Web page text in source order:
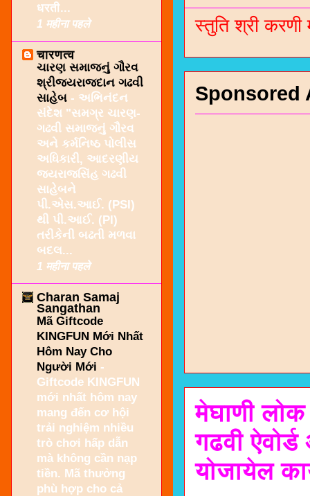
स्तुति श्री करणी
Sponsored
मेघाणी लोक
गढवी
योजायेल
धरती...
1 महीना पहले
चारणत्व
ચારણ સમાજનું ગૌરવ
શ્રીજયરાજદાન ગઢવી
સાહેબ - અભિનંદન
સંદેશ "સમગ્ર ચારણ-
ગઢવી સમાજનું ગૌરવ
અને કર્મનિષ્ઠ પોલીસ
અધિકારી, આદરણીય
જયરાજસિંહ ગઢવી
સાહેબને
પી.એસ.આઈ. (PSI)
થી પી.આઈ. (PI)
તરીકેની બઢતી મળવા
બદલ...
1 महीना पहले
Charan Samaj
Sangathan
Mã Giftcode
KINGFUN Mới Nhất
Hôm Nay Cho
Người Mới -
Giftcode KINGFUN
mới nhất hôm nay
mang đến cơ hội
trải nghiệm nhiều
trò chơi hấp dẫn
mà không cần nạp
tiền. Mã thưởng
phù hợp cho cả